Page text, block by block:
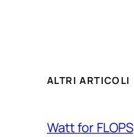
ALTRI ARTICOLI
Watt for FLOPS